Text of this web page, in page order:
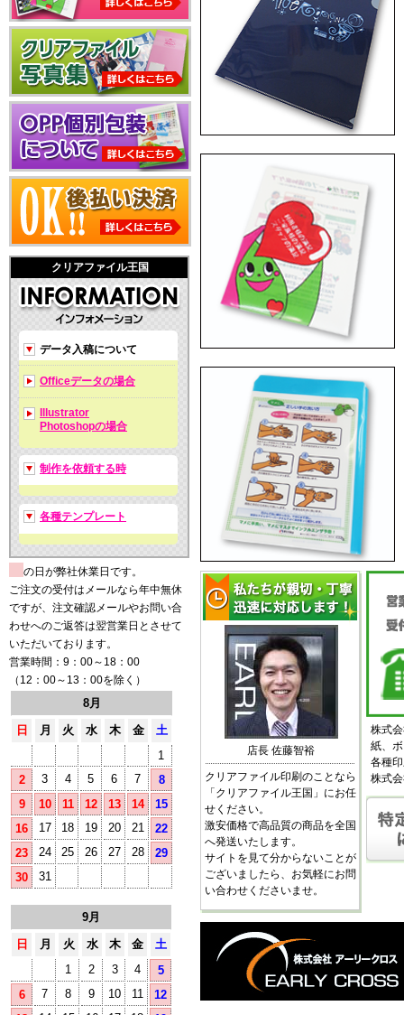
クリアファイル王国
データ入稿について
Officeデータの場合
Illustrator
Photoshopの場合
制作を依頼する時
各種テンプレート
の日が弊社休業日です。
ご注文の受付はメールなら年中無休
ですが、注文確認メールやお問い合
わせへのご返答は翌営業日とさせて
いただいております。
営業時間：9：00～18：00
（12：00～13：00を除く）
8月
日
月 火 水 木 金
土
1
2
3 4 5 6 7
8
9
10 11 12 13 14
15
16
17 18 19 20 21
22
23
24 25 26 27 28
29
30
31
9月
日
月 火 水 木 金
土
1
2 3 4
5
6
7 8 9 10 11
12
店長 佐藤智裕
クリアファイル印刷のことなら
「クリアファイル王国」にお任
せください。
激安価格で高品質の商品を全国
へ発送いたします。
サイトを見て分からないことが
ございましたら、お気軽にお問
い合わせくださいませ。
株式
紙、
各種
株式